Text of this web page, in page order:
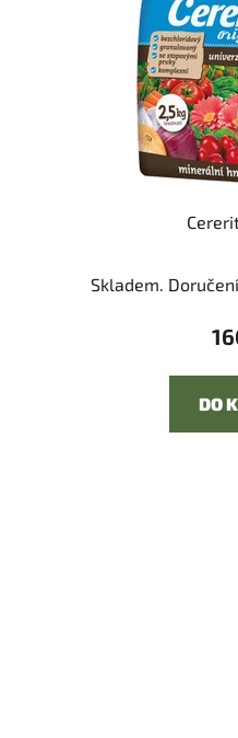
Skladem.
DO